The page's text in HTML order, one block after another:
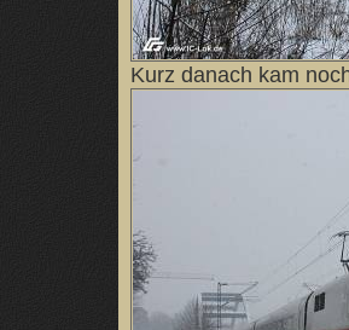
Kurz danach kam